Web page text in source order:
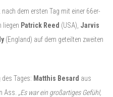
dem ersten Tag mit einer 66er-
liegen Patrick Reed (USA), Jarvis
(England) auf dem geteilten zweiten
Tages: Matthis Besard aus
Ass. „Es war ein großartiges Gefühl,